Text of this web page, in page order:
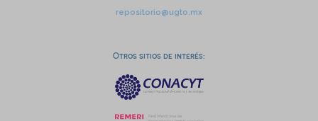
repositorio@ugto.mx
Otros sitios de interés: